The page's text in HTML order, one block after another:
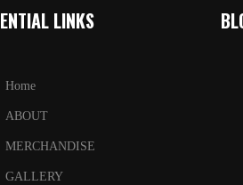
LINKS
Home
ABOUT
MERCHANDISE
GALLERY